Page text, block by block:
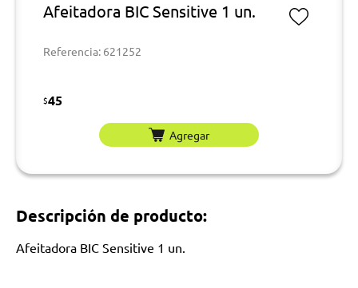
Afeitadora BIC Sensitive 1 un.
Referencia: 621252
$45
Agregar
Descripción de producto:
Afeitadora BIC Sensitive 1 un.